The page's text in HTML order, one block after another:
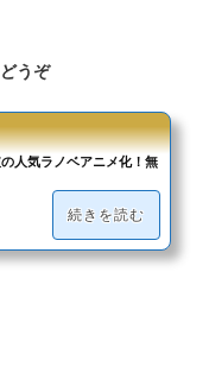
うぞ
人気ラノベアニメ化！無
続きを読む